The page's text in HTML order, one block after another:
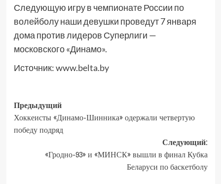
Следующую игру в чемпионате России по
волейболу наши девушки проведут 7 января
дома против лидеров Суперлиги —
московского «Динамо».
Источник:www.belta.by
Предыдущий
Хоккеисты «Динамо-Шинника» одержали четвертую
победу подряд
Следующий:
«Гродно-93» и «МИНСК» вышли в финал Кубка
Беларуси по баскетболу